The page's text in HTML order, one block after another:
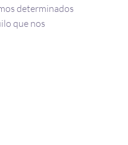
determinados
que nos